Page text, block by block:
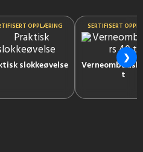
OPPLÆRING
slokkeøvelse
SERTIFISERT
t
❯